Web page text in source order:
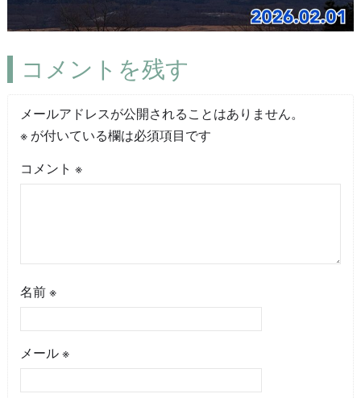
コメントを残す
メールアドレスが公開されることはありません。
※が付いている欄は必須項目です
コメント ※
名前 ※
メール ※